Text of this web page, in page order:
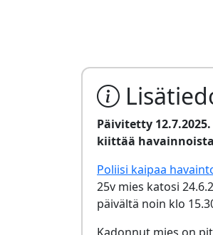
Päivitetty
kiittää havainnoista
Poliisi kaipaa
25v mies katosi
päivältä noin klo